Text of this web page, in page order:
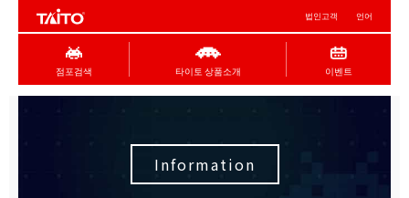
법인고객 언어
점포검색 타이토 상품소개 이벤트
Information